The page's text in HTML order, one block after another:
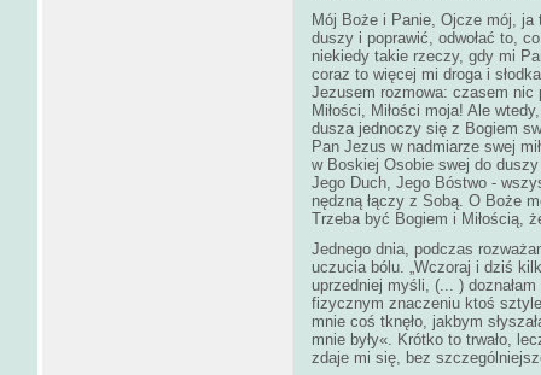
Mój Boże i Panie, Ojcze mój,
duszy i poprawić, odwołać to,
niekiedy takie rzeczy, gdy mi
coraz to więcej mi droga i
Jezusem rozmowa: czasem
Miłości, Miłości moja! Ale
dusza jednoczy się z Bogiem
Pan Jezus w nadmiarze swej
w Boskiej Osobie swej do
Jego Duch, Jego Bóstwo -
nędzną łączy z Sobą. O Boże
Trzeba być Bogiem i Miłością,
Jednego dnia, podczas
uczucia bólu. „Wczoraj i dziś
uprzedniej myśli, (... )
fizycznym znaczeniu ktoś
mnie coś tknęło, jakbym
mnie były«. Krótko to trwało,
zdaje mi się, bez